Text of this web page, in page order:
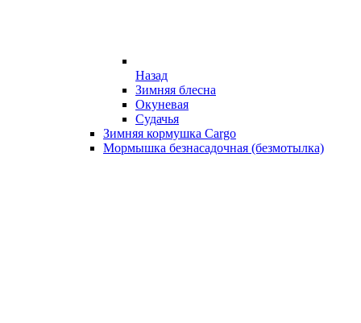
Назад
Зимняя блесна
Окуневая
Судачья
Зимняя кормушка Cargo
Мормышка безнасадочная (безмотылка)